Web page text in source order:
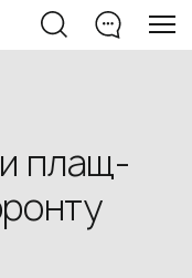
плащ-